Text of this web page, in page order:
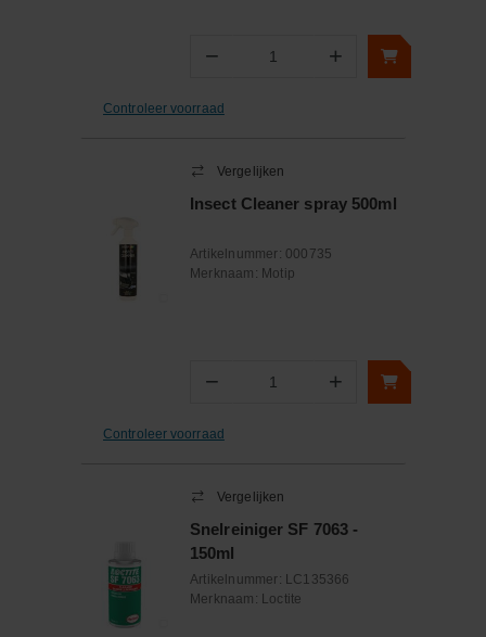
− Aantal +
Controleer voorraad
Vergelijken
Insect Cleaner spray 500ml
Artikelnummer: 000735
Merknaam: Motip
− Aantal +
Controleer voorraad
Vergelijken
Snelreiniger SF 7063 -
150ml
Artikelnummer: LC135366
Merknaam: Loctite